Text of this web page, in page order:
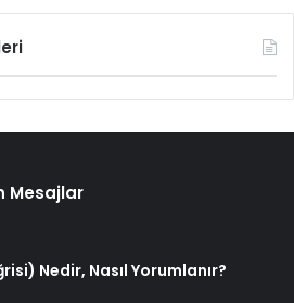
Mesajlar
Nedir, Nasıl Yorumlanır?